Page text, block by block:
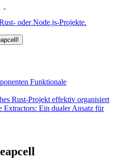
oder Node.js-Projekte.
Funktionale
Rust-Projekt effektiv organisiert
Extractors: Ein dualer Ansatz für